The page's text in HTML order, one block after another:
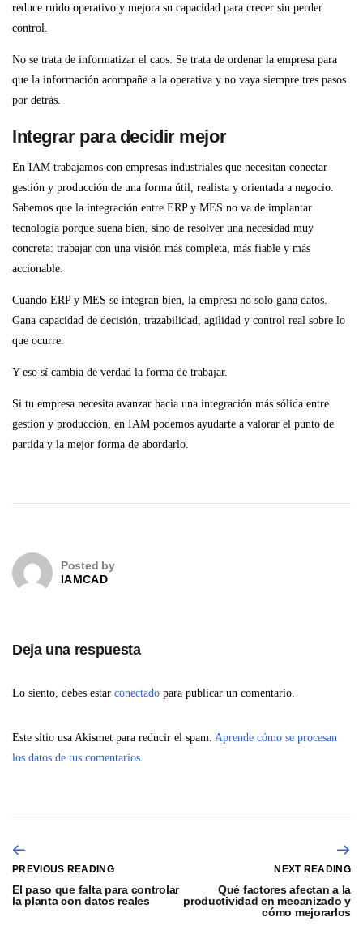
reduce ruido operativo y mejora su capacidad para crecer sin perder
control.
No se trata de informatizar el caos. Se trata de ordenar la empresa para
que la información acompañe a la operativa y no vaya siempre tres pasos
por detrás.
Integrar para decidir mejor
En IAM trabajamos con empresas industriales que necesitan conectar
gestión y producción de una forma útil, realista y orientada a negocio.
Sabemos que la integración entre ERP y MES no va de implantar
tecnología porque suena bien, sino de resolver una necesidad muy
concreta: trabajar con una visión más completa, más fiable y más
accionable.
Cuando ERP y MES se integran bien, la empresa no solo gana datos.
Gana capacidad de decisión, trazabilidad, agilidad y control real sobre lo
que ocurre.
Y eso sí cambia de verdad la forma de trabajar.
Si tu empresa necesita avanzar hacia una integración más sólida entre
gestión y producción, en IAM podemos ayudarte a valorar el punto de
partida y la mejor forma de abordarlo.
Posted by
IAMCAD
Deja una respuesta
Lo siento, debes estar conectado para publicar un comentario.
Este sitio usa Akismet para reducir el spam. Aprende cómo se procesan
los datos de tus comentarios.
PREVIOUS READING
El paso que falta para controlar
la planta con datos reales
NEXT READING
Qué factores afectan a la
productividad en mecanizado y
cómo mejorarlos